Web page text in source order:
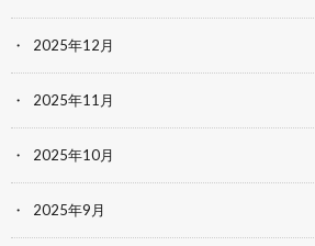
2025年12月
2025年11月
2025年10月
2025年9月